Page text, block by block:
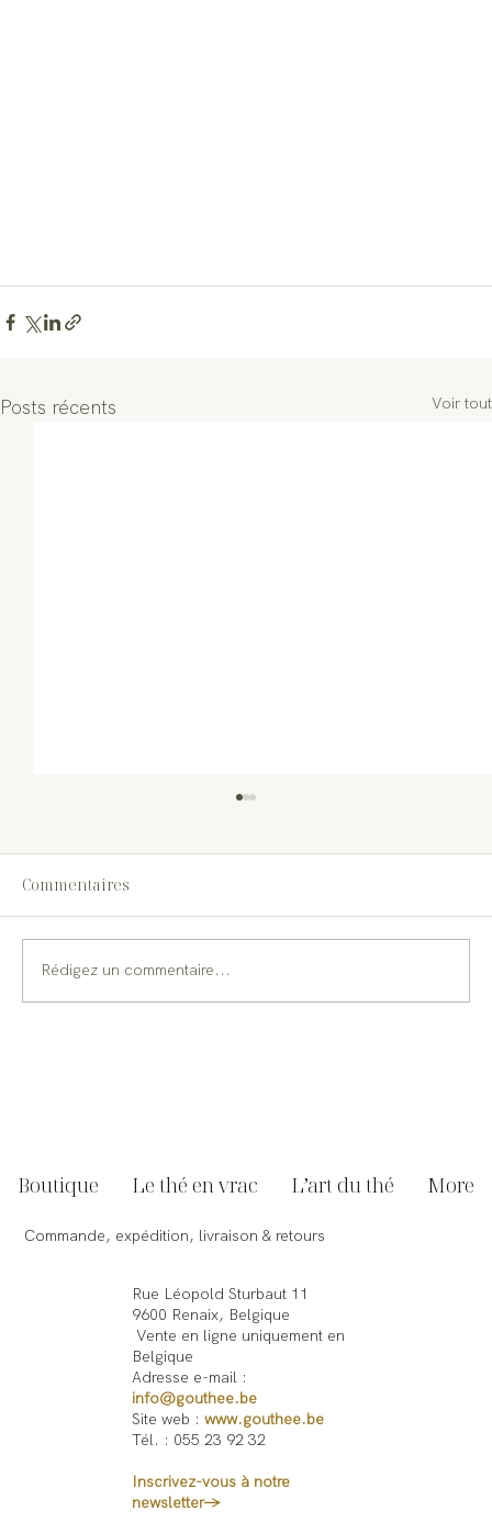
Posts récents Voir tout
Commentaires
Rédigez un commentaire...
Boutique Le thé en vrac L’art du thé More
Commande, expédition, livraison & retours
Rue Léopold Sturbaut 11
9600 Renaix, Belgique
Vente en ligne uniquement en
Belgique
Adresse e-mail :
info@gouthee.be
Site web : www.gouthee.be
Tél. : 055 23 92 32
Inscrivez-vous à notre
newsletter→